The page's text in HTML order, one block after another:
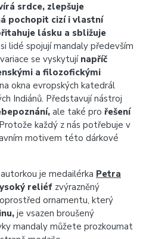
srdce, zlepšuje
pochopit cizí i vlastní
lásku a sbližuje
lidé spojují mandaly především
se vyskytujínapříč
a filozofickými
okna evropských katedrál
Indiánů. Představují nástroj
ale také pro řešení
Protože každý z nás potřebuje v
motivem této dárkové
je medailérka Petra
reliéf zvýrazněný
ornamentu, který
je vsazen broušený
mandaly můžete prozkoumat